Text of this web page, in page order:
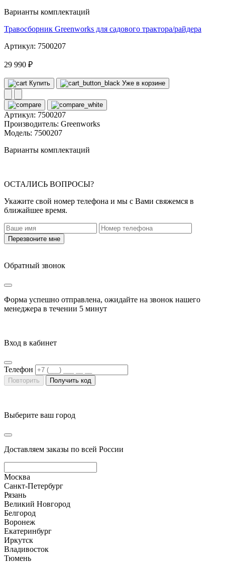
Варианты комплектаций
Травосборник Greenworks для садового трактора/райдера
Артикул: 7500207
29 990 ₽
Купить Уже в корзине
Артикул: 7500207
Производитель: Greenworks
Модель: 7500207
Варианты комплектаций
ОСТАЛИСЬ ВОПРОСЫ?
Укажите свой номер телефона и мы с Вами свяжемся в
ближайшее время.
Перезвоните мне
Обратный звонок
Форма успешно отправлена, ожидайте на звонок нашего
менеджера в течении 5 минут
Вход в кабинет
Телефон
Повторить Получить код
Выберите ваш город
Доставляем заказы по всей России
Москва
Санкт-Петербург
Рязань
Великий Новгород
Белгород
Воронеж
Екатеринбург
Иркутск
Владивосток
Тюмень